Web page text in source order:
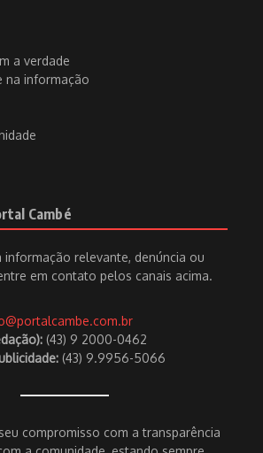
a verdade
na informação
Cambé
informação relevante, denúncia ou
em contato pelos canais acima.
(43) 9 2000-0462
(43) 9.9956-5066
compromisso com a transparência